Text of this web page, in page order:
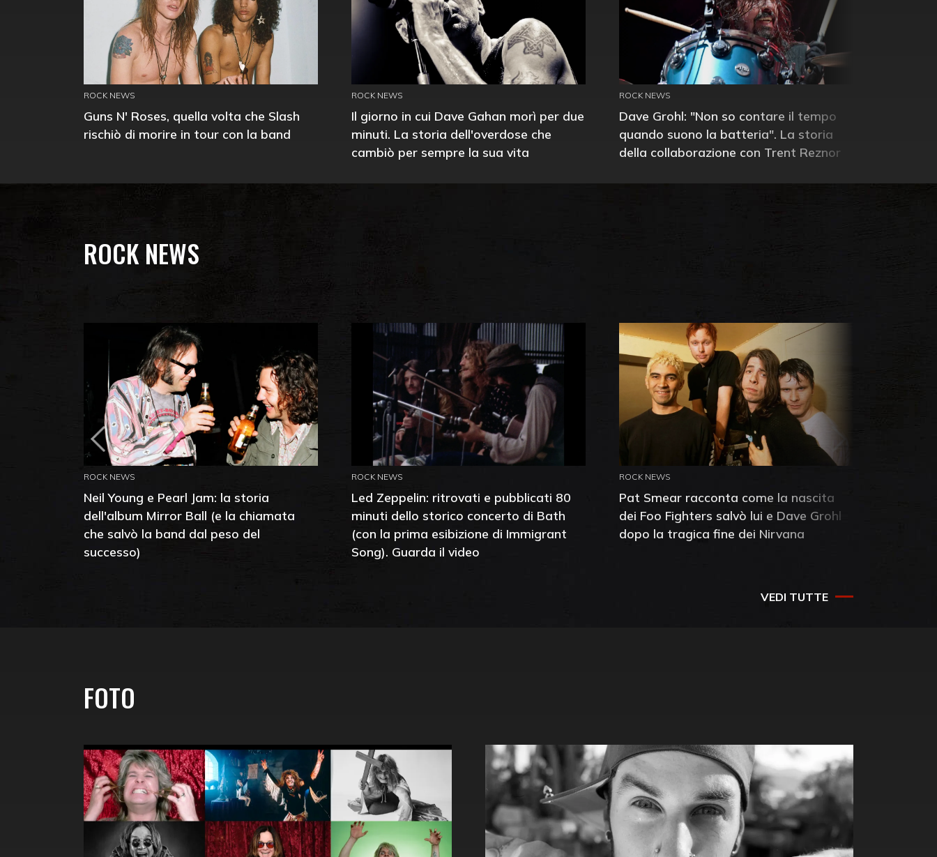
ROCK NEWS
Guns N' Roses, quella volta che Slash
rischiò di morire in tour con la band
ROCK NEWS
Il giorno in cui Dave Gahan morì per due
minuti. La storia dell'overdose che
cambiò per sempre la sua vita
ROCK NEWS
Dave Grohl: "Non so contare il tempo
quando suono la batteria". La storia
della collaborazione con Trent Reznor
ROCK NEWS
ROCK NEWS
Neil Young e Pearl Jam: la storia
dell'album Mirror Ball (e la chiamata
che salvò la band dal peso del
successo)
ROCK NEWS
Led Zeppelin: ritrovati e pubblicati 80
minuti dello storico concerto di Bath
(con la prima esibizione di Immigrant
Song). Guarda il video
ROCK NEWS
Pat Smear racconta come la nascita
dei Foo Fighters salvò lui e Dave Grohl
dopo la tragica fine dei Nirvana
VEDI TUTTE
FOTO